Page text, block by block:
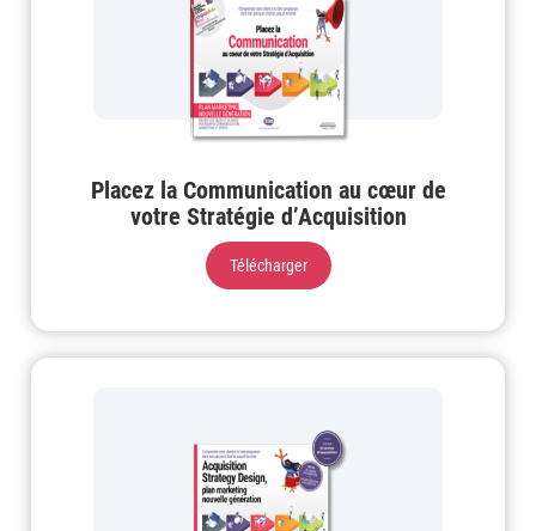
Placez la Communication au cœur de
votre Stratégie d’Acquisition
Télécharger